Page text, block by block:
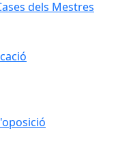
dels Mestres